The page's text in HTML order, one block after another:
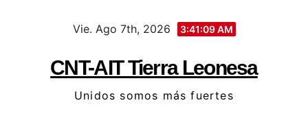
Vie. Ago 7th, 2026 3:41:09 AM
CNT-AIT Tierra Leonesa
Unidos somos más fuertes